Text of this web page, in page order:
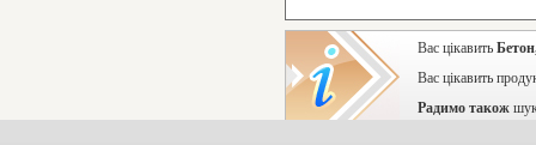
Вас цікавить
Вас цікавить
Радимо також